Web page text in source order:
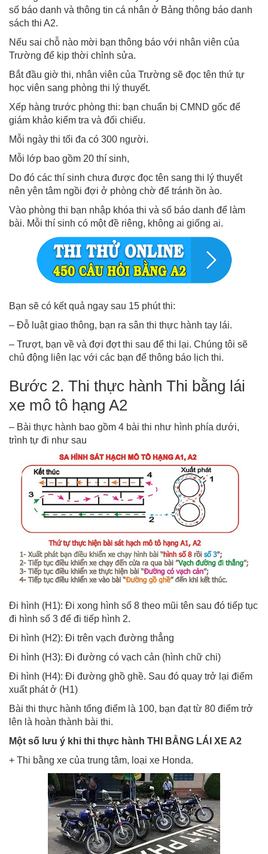
số báo danh và thông tin cá nhân ở Bảng thông báo danh
sách thi A2.
Nếu sai chỗ nào mời bạn thông báo với nhân viên của
Trường để kịp thời chỉnh sửa.
Bắt đầu giờ thi, nhân viên của Trường sẽ đọc tên thứ tự
học viên sang phòng thi lý thuyết.
Xếp hàng trước phòng thi: bạn chuẩn bị CMND gốc để
giám khảo kiểm tra và đối chiếu.
Mỗi ngày thi tối đa có 300 người.
Mỗi lớp bao gồm 20 thí sinh,
Do đó các thí sinh chưa được đọc tên sang thi lý thuyết
nên yên tâm ngồi đợi ở phòng chờ để tránh ồn ào.
Vào phòng thi bạn nhập khóa thi và số báo danh để làm
bài. Mỗi thí sinh có một đề riêng, không ai giống ai.
Bạn sẽ có kết quả ngay sau 15 phút thi:
– Đỗ luật giao thông, bạn ra sân thi thực hành tay lái.
– Trượt, bạn về và đợi đợt thi sau để thi lại. Chúng tôi sẽ
chủ động liên lạc với các bạn để thông báo lịch thi.
Bước 2. Thi thực hành Thi bằng lái
xe mô tô hạng A2
– Bài thực hành bao gồm 4 bài thi như hình phía dưới,
trình tự đi như sau
Đi hình (H1): Đi xong hình số 8 theo mũi tên sau đó tiếp tục
đi hình số 3 để đi tiếp hình 2.
Đi hình (H2): Đi trên vạch đường thẳng
Đi hình (H3): Đi đường có vạch cản (hình chữ chi)
Đi hình (H4): Đi đường ghồ ghề. Sau đó quay trở lại điểm
xuất phát ở (H1)
Bài thi thực hành tổng điểm là 100, bạn đạt từ 80 điểm trở
lên là hoàn thành bài thi.
Một số lưu ý khi thi thực hành THI BẰNG LÁI XE A2
+ Thi bằng xe của trung tâm, loại xe Honda.